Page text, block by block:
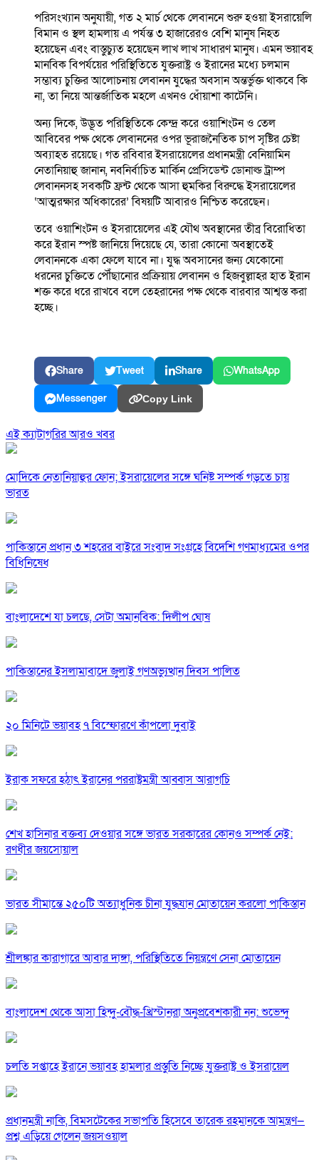
পরিসংখ্যান অনুযায়ী, গত ২ মার্চ থেকে লেবাননে শুরু হওয়া ইসরায়েলি
বিমান ও স্থল হামলায় এ পর্যন্ত ৩ হাজারেরও বেশি মানুষ নিহত
হয়েছেন এবং বাস্তুচ্যুত হয়েছেন লাখ লাখ সাধারণ মানুষ। এমন ভয়াবহ
মানবিক বিপর্যয়ের পরিস্থিতিতে যুক্তরাষ্ট্র ও ইরানের মধ্যে চলমান
সম্ভাব্য চুক্তির আলোচনায় লেবানন যুদ্ধের অবসান অন্তর্ভুক্ত থাকবে কি
না, তা নিয়ে আন্তর্জাতিক মহলে এখনও ধোঁয়াশা কাটেনি।
অন্য দিকে, উদ্ভূত পরিস্থিতিকে কেন্দ্র করে ওয়াশিংটন ও তেল
আবিবের পক্ষ থেকে লেবাননের ওপর ভূরাজনৈতিক চাপ সৃষ্টির চেষ্টা
অব্যাহত রয়েছে। গত রবিবার ইসরায়েলের প্রধানমন্ত্রী বেনিয়ামিন
নেতানিয়াহু জানান, নবনির্বাচিত মার্কিন প্রেসিডেন্ট ডোনাল্ড ট্রাম্প
লেবাননসহ সবকটি ফ্রন্ট থেকে আসা হুমকির বিরুদ্ধে ইসরায়েলের
‘আত্মরক্ষার অধিকারের’ বিষয়টি আবারও নিশ্চিত করেছেন।
তবে ওয়াশিংটন ও ইসরায়েলের এই যৌথ অবস্থানের তীব্র বিরোধিতা
করে ইরান স্পষ্ট জানিয়ে দিয়েছে যে, তারা কোনো অবস্থাতেই
লেবাননকে একা ফেলে যাবে না। যুদ্ধ অবসানের জন্য যেকোনো
ধরনের চুক্তিতে পৌঁছানোর প্রক্রিয়ায় লেবানন ও হিজবুল্লাহর হাত ইরান
শক্ত করে ধরে রাখবে বলে তেহরানের পক্ষ থেকে বারবার আশ্বস্ত করা
হচ্ছে।
Share Tweet Share WhatsApp
Messenger Copy Link
এই ক্যাটাগরির আরও খবর
মোদিকে নেতানিয়াহুর ফোন; ইসরায়েলের সঙ্গে ঘনিষ্ট সম্পর্ক গড়তে চায়
ভারত
পাকিস্তানে প্রধান ৩ শহরের বাইরে সংবাদ সংগ্রহে বিদেশি গণমাধ্যমের ওপর
বিধিনিষেধ
বাংলাদেশে যা চলছে, সেটা অমানবিক: দিলীপ ঘোষ
পাকিস্তানের ইসলামাবাদে জুলাই গণঅভ্যুত্থান দিবস পালিত
২০ মিনিটে ভয়াবহ ৭ বিস্ফোরণে কাঁপলো দুবাই
ইরাক সফরে হঠাৎ ইরানের পররাষ্ট্রমন্ত্রী আব্বাস আরাগচি
শেখ হাসিনার বক্তব্য দেওয়ার সঙ্গে ভারত সরকারের কোনও সম্পর্ক নেই:
রণধীর জয়সোয়াল
ভারত সীমান্তে ২৫০টি অত্যাধুনিক চীনা যুদ্ধযান মোতায়েন করলো পাকিস্তান
শ্রীলঙ্কার কারাগারে আবার দাঙ্গা, পরিস্থিতিতে নিয়ন্ত্রণে সেনা মোতায়েন
বাংলাদেশ থেকে আসা হিন্দু-বৌদ্ধ-খ্রিস্টানরা অনুপ্রবেশকারী নন: শুভেন্দু
চলতি সপ্তাহে ইরানে ভয়াবহ হামলার প্রস্তুতি নিচ্ছে যুক্তরাষ্ট্র ও ইসরায়েল
প্রধানমন্ত্রী নাকি, বিমসটেকের সভাপতি হিসেবে তারেক রহমানকে আমন্ত্রণ—
প্রশ্ন এড়িয়ে গেলেন জয়সওয়াল